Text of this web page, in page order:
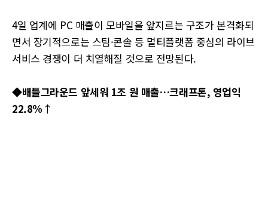
4일 업계에 PC 매출이 모바일을 앞지르는 구조가 본격화되
면서 장기적으로는 스팀·콘솔 등 멀티플랫폼 중심의 라이브
서비스 경쟁이 더 치열해질 것으로 전망된다.
◆배틀그라운드 앞세워 1조 원 매출…크래프톤, 영업익
22.8% ↑